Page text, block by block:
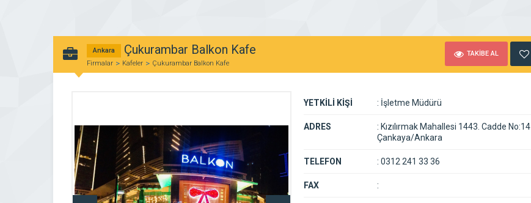
Ankara Çukurambar Balkon Kafe
Firmalar Kafeler Çukurambar Balkon Kafe
TAKİBE AL
YETKİLİ KİŞİ : İşletme Müdürü
ADRES : Kızılırmak Mahallesi 1443. Cadde No:14
Çankaya/Ankara
TELEFON : 0312 241 33 36
FAX :